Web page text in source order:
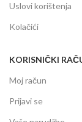
Uslovi korištenja
Kolačići
KORISNIČKI
Moj račun
Prijavi se